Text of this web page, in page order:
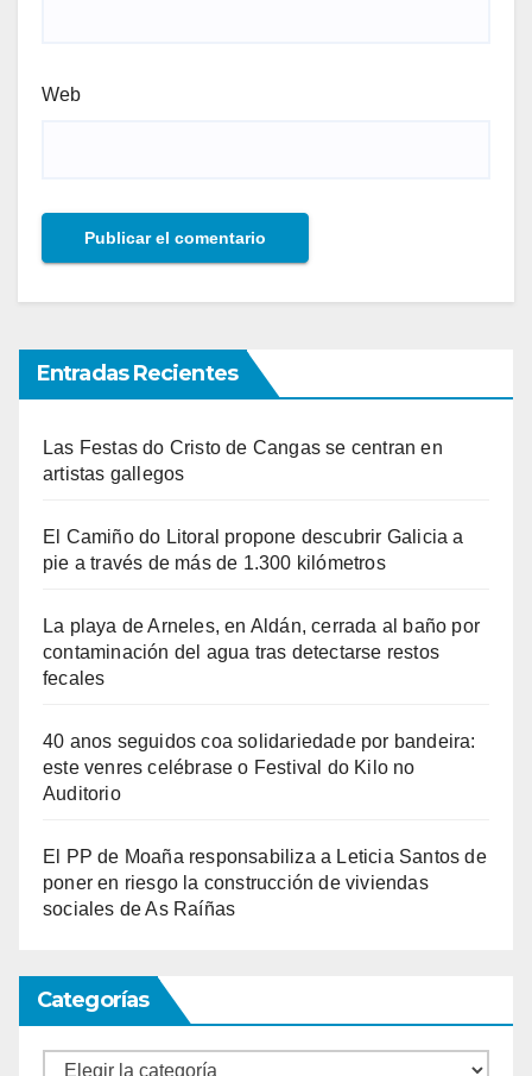
Web
Entradas Recientes
Las Festas do Cristo de Cangas se centran en
artistas gallegos
El Camiño do Litoral propone descubrir Galicia a
pie a través de más de 1.300 kilómetros
La playa de Arneles, en Aldán, cerrada al baño por
contaminación del agua tras detectarse restos
fecales
40 anos seguidos coa solidariedade por bandeira:
este venres celébrase o Festival do Kilo no
Auditorio
El PP de Moaña responsabiliza a Leticia Santos de
poner en riesgo la construcción de viviendas
sociales de As Raíñas
Categorías
Categorías